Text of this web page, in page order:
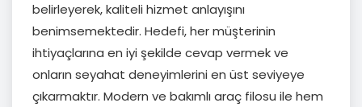
belirleyerek, kaliteli hizmet anlayışını
benimsemektedir. Hedefi, her müşterinin
ihtiyaçlarına en iyi şekilde cevap vermek ve
onların seyahat deneyimlerini en üst seviyeye
çıkarmaktır. Modern ve bakımlı araç filosu ile hem